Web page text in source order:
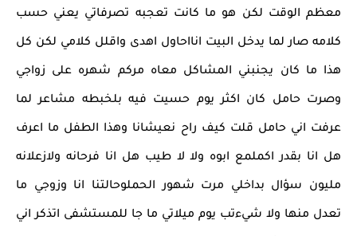
معظم الوقت لكن هو ما كانت تعجبه تصرفاتي يعني حسب
كلامه صار لما يدخل البيت انااحاول اهدى واقلل كلامي لكن كل
هذا ما كان يجنبني المشاكل معاه مركم شهره على زواجي
وصرت حامل كان اكثر يوم حسيت فيه بلخبطه مشاعر لما
عرفت اني حامل قلت كيف راح نعيشانا وهذا الطفل ما اعرف
هل انا بقدر اكملمع ابوه ولا لا طيب هل انا فرحانه ولازعلانه
مليون سؤال بداخلي مرت شهور الحملوحالتنا انا وزوجي ما
تعدل منها ولا شيءتب يوم ميلاتي ما جا للمستشفى اتذكر اني